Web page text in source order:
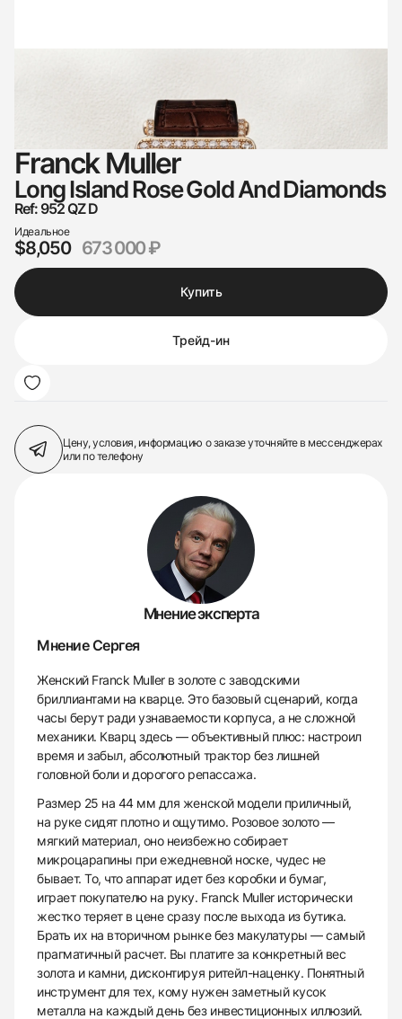
Franck Muller
Long Island Rose Gold And Diamonds
Ref: 952 QZ D
Идеальное
$8,050 673 000 ₽
Купить
Трейд-ин
Цену, условия, информацию о заказеуточняйте в мессенджерах
или по телефону
Мнение эксперта
Мнение Сергея
Женский Franck Muller в золоте с заводскими
бриллиантами на кварце. Это базовый сценарий, когда
часы берут ради узнаваемости корпуса, а не сложной
механики. Кварц здесь — объективный плюс: настроил
время и забыл, абсолютный трактор без лишней
головной боли и дорогого репассажа.
Размер 25 на 44 мм для женской модели приличный,
на руке сидят плотно и ощутимо. Розовое золото —
мягкий материал, оно неизбежно собирает
микроцарапины при ежедневной носке, чудес не
бывает. То, что аппарат идет без коробки и бумаг,
играет покупателю на руку. Franck Muller исторически
жестко теряет в цене сразу после выхода из бутика.
Брать их на вторичном рынке без макулатуры — самый
прагматичный расчет. Вы платите за конкретный вес
золота и камни, дисконтируя ритейл-наценку. Понятный
инструмент для тех, кому нужен заметный кусок
металла на каждый день без инвестиционных иллюзий.